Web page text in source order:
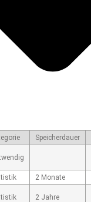
Speicherdauer
2 Monate
2 Jahre